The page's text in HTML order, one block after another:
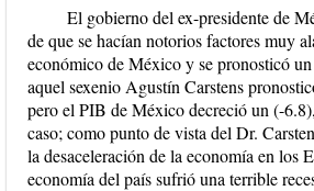
El gobierno del ex-presidente de
de que se hacían notorios factores muy
económico de México y se pronosticó
aquel sexenio Agustín Carstens
pero el PIB de México decreció un (-
caso; como punto de vista del Dr.
la desaceleración de la economía en los
economía del país sufrió una terrible